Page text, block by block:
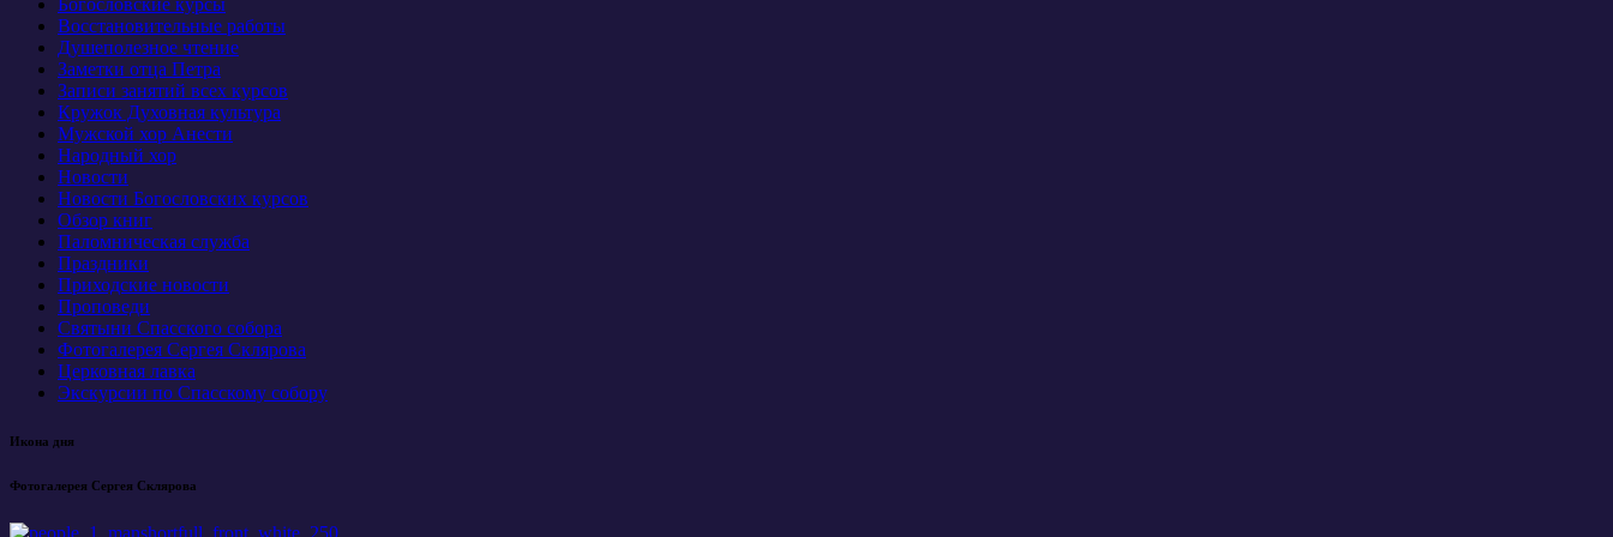
Восстановительные работы
Душеполезное чтение
Заметки отца Петра
Записи занятий всех курсов
Кружок Духовная культура
Мужской хор Анести
Народный хор
Новости
Новости Богословских курсов
Обзор книг
Паломническая служба
Праздники
Приходские новости
Проповеди
Святыни Спасского собора
Фотогалерея Сергея Склярова
Церковная лавка
Экскурсии по Спасскому собору
Икона дня
Фотогалерея Сергея Склярова